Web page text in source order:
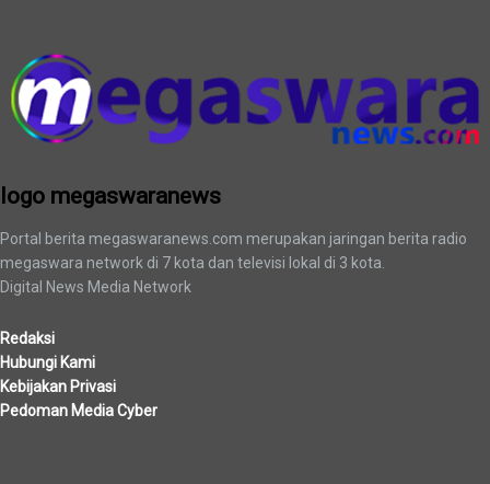
logo megaswaranews
Portal berita megaswaranews.com merupakan jaringan berita radio
megaswara network di 7 kota dan televisi lokal di 3 kota.
Digital News Media Network
Redaksi
Hubungi Kami
Kebijakan Privasi
Pedoman Media Cyber